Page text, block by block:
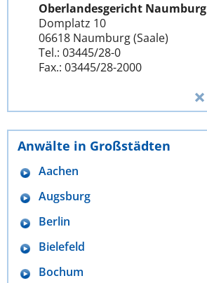
Oberlandesgericht Naumburg
Domplatz 10
06618 Naumburg (Saale)
Tel.: 03445/28-0
Fax.: 03445/28-2000
Anwälte in Großstädten
Aachen
Augsburg
Berlin
Bielefeld
Bochum